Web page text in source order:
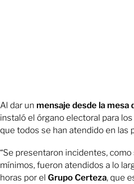
Al dar un mensaje desde la mesa
instaló el órgano electoral para
que todos se han atendido en las
“Se presentaron incidentes,
mínimos, fueron atendidos a lo
horas por el Grupo Certeza, que